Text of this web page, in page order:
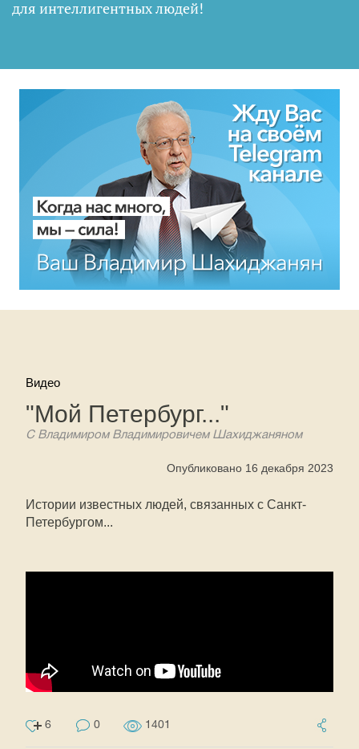
для интеллигентных людей!
Видео
"Мой Петербург..."
С Владимиром Владимировичем Шахиджаняном
Опубликовано 16 декабря 2023
Истории известных людей, связанных с Санкт-
Петербургом...
6 0 1401